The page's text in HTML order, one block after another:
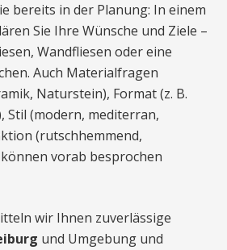
bereits in der Planung: In einem
Sie Ihre Wünsche und Ziele –
Wandfliesen oder eine
Auch Materialfragen
Naturstein), Format (z. B.
Stil (modern, mediterran,
(rutschhemmend,
vorab besprochen
wir Ihnen zuverlässige
und Umgebung und